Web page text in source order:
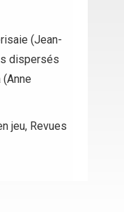
(Jean-
dispersés
jeu, Revues